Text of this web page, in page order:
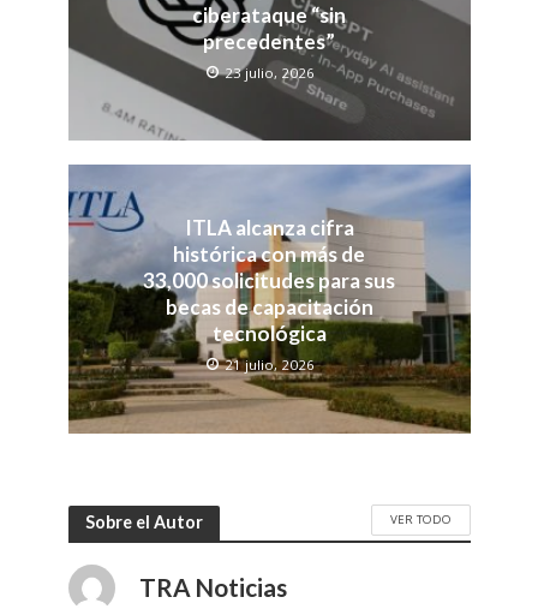
ciberataque “sin
precedentes”
23 julio, 2026
ITLA alcanza cifra
histórica con más de
33,000 solicitudes para sus
becas de capacitación
tecnológica
21 julio, 2026
Sobre el Autor VER TODO
TRA Noticias